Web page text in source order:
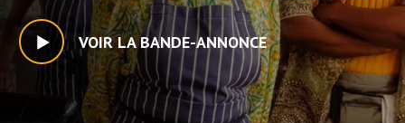
VOIR LA BANDE-ANNONCE